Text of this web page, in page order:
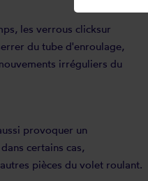
les verrous clicksur
du tube d'enroulage,
irréguliers du
provoquer un
certains cas,
pièces du volet roulant.